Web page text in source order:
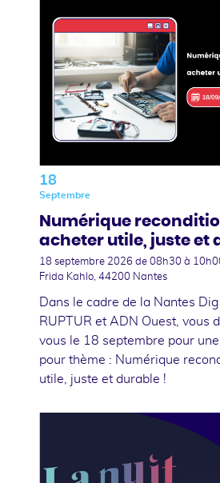
18
Septembre
Numérique
acheter utile, juste et
18 septembre 2026 de 08h30 à
Frida Kahlo, 44200 Nantes
Dans le cadre de la Nantes
RUPTUR et ADN Ouest, vous
vous le 18 septembre pour
pour thème : Numérique
utile, juste et durable !